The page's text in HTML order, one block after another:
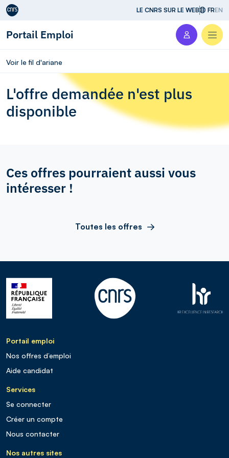
Aller au contenu LE CNRS SUR LE WEB FREN
Portail Emploi
Voir le fil d'ariane
L'offre demandée n'est plus
disponible
Ces offres pourraient aussi vous
intéresser !
Toutes les offres
Portail emploi
Nos offres d’emploi
Aide candidat
Services
Se connecter
Créer un compte
Nous contacter
Nos autres sites